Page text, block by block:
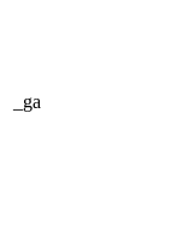
_ga